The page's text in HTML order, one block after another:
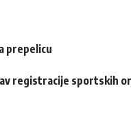
prepelicu
registracije sportskih